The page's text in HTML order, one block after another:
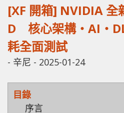
[XF 開箱] NVIDIA 全
D 核心架構
耗全面測試
- 辛尼 - 2025-01-24
目錄
序言